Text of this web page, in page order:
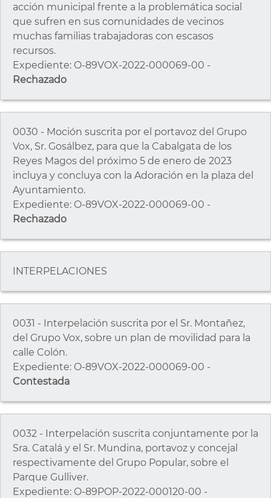
acción municipal frente a la problemática social
que sufren en sus comunidades de vecinos
muchas familias trabajadoras con escasos
recursos.
Expediente: O-89VOX-2022-000069-00 -
Rechazado
0030 - Moción suscrita por el portavoz del Grupo
Vox, Sr. Gosálbez, para que la Cabalgata de los
Reyes Magos del próximo 5 de enero de 2023
incluya y concluya con la Adoración en la plaza del
Ayuntamiento.
Expediente: O-89VOX-2022-000069-00 -
Rechazado
INTERPELACIONES
0031 - Interpelación suscrita por el Sr. Montañez,
del Grupo Vox, sobre un plan de movilidad para la
calle Colón.
Expediente: O-89VOX-2022-000069-00 -
Contestada
0032 - Interpelación suscrita conjuntamente por la
Sra. Catalá y el Sr. Mundina, portavoz y concejal
respectivamente del Grupo Popular, sobre el
Parque Gulliver.
Expediente: O-89POP-2022-000120-00 -